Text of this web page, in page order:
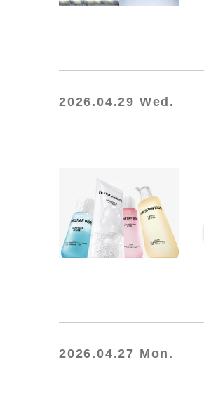
2026.04.29 Wed.
2026.04.27 Mon.